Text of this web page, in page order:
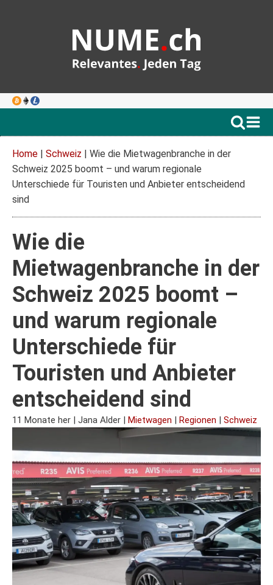
Home | Schweiz | Wie die Mietwagenbranche in der
Schweiz 2025 boomt – und warum regionale
Unterschiede für Touristen und Anbieter entscheidend
sind
Wie die
Mietwagenbranche in der
Schweiz 2025 boomt –
und warum regionale
Unterschiede für
Touristen und Anbieter
entscheidend sind
11 Monate her | Jana Alder | Mietwagen | Regionen | Schweiz